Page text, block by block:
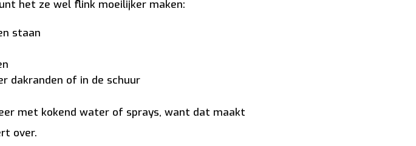
het ze wel flink moeilijker maken:
staan
dakranden of in de schuur
met kokend water of sprays, want dat maakt
over.